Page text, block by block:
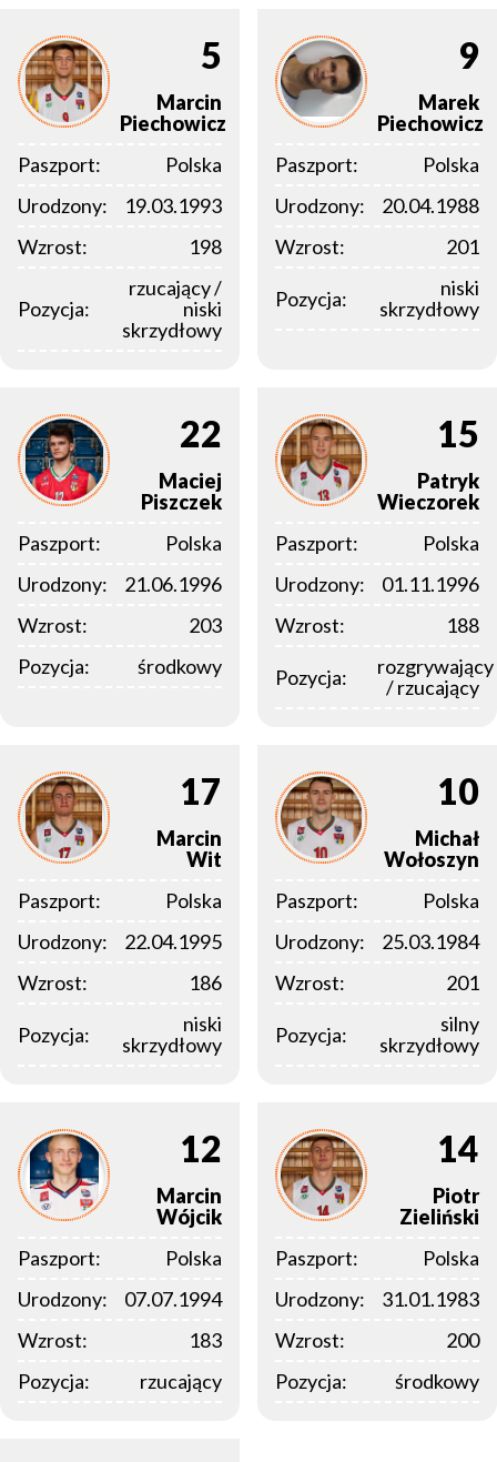
5
Marcin
Piechowicz
Paszport:
Polska
Urodzony:
19.03.1993
Wzrost:
198
Pozycja:
rzucający /
niski
skrzydłowy
9
Marek
Piechowicz
Paszport:
Polska
Urodzony:
20.04.1988
Wzrost:
201
Pozycja:
niski
skrzydłowy
22
Maciej
Piszczek
Paszport:
Polska
Urodzony:
21.06.1996
Wzrost:
203
Pozycja:
środkowy
15
Patryk
Wieczorek
Paszport:
Polska
Urodzony:
01.11.1996
Wzrost:
188
Pozycja:
rozgrywający
/ rzucający
17
Marcin
Wit
Paszport:
Polska
Urodzony:
22.04.1995
Wzrost:
186
Pozycja:
niski
skrzydłowy
10
Michał
Wołoszyn
Paszport:
Polska
Urodzony:
25.03.1984
Wzrost:
201
Pozycja:
silny
skrzydłowy
12
Marcin
Wójcik
Paszport:
Polska
Urodzony:
07.07.1994
Wzrost:
183
Pozycja:
rzucający
14
Piotr
Zieliński
Paszport:
Polska
Urodzony:
31.01.1983
Wzrost:
200
Pozycja:
środkowy